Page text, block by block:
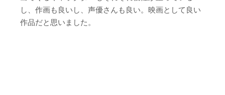
し、作画も良いし、声優さんも良い。映画として良い
作品だと思いました。